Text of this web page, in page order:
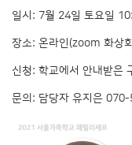
일시: 7월 24일 토요일
장소: 온라인(zoom 화상
신청: 학교에서 안내받은
문의: 담당자 유지은